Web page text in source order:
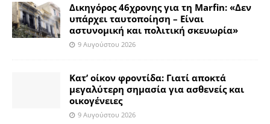
Δικηγόρος 46χρονης για τη Marfin: «Δεν
υπάρχει ταυτοποίηση – Είναι
αστυνομική και πολιτική σκευωρία»
9 Αυγούστου 2026
Κατ’ οίκον φροντίδα: Γιατί αποκτά
μεγαλύτερη σημασία για ασθενείς και
οικογένειες
9 Αυγούστου 2026